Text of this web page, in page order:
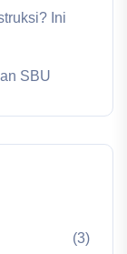
Ini
SBU
(3)